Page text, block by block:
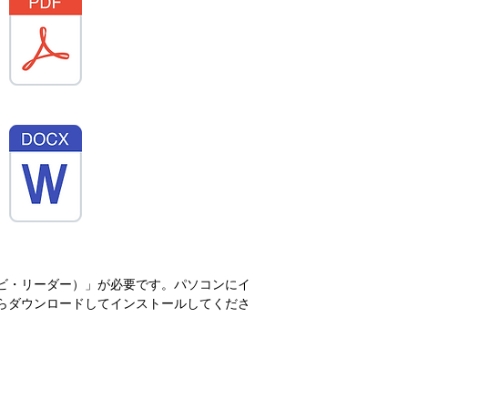
リーダー）」が必要です。パソコンにイ
ダウンロードしてインストールしてくださ